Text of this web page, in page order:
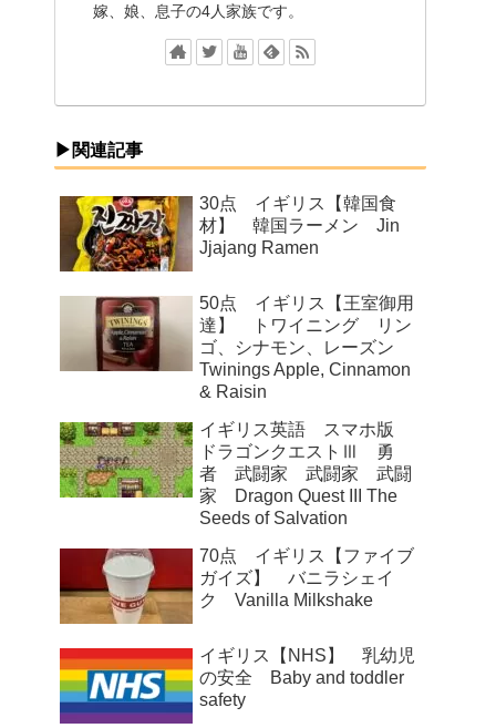
嫁、娘、息子の4人家族です。
▶関連記事
30点 イギリス【韓国食
材】 韓国ラーメン Jin
Jjajang Ramen
50点 イギリス【王室御用
達】 トワイニング リン
ゴ、シナモン、レーズン
Twinings Apple, Cinnamon
& Raisin
イギリス英語 スマホ版
ドラゴンクエストⅢ 勇
者 武闘家 武闘家 武闘
家 Dragon Quest III The
Seeds of Salvation
70点 イギリス【ファイブ
ガイズ】 バニラシェイ
ク Vanilla Milkshake
イギリス【NHS】 乳幼児
の安全 Baby and toddler
safety